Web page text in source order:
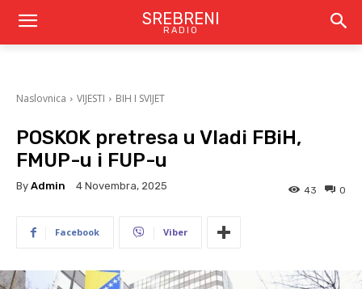
SREBRENI
RADIO
Naslovnica VIJESTI BIH I SVIJET
POSKOK pretresa u Vladi FBiH,
FMUP-u i FUP-u
By Admin 4 Novembra, 2025 0
43
Facebook Viber